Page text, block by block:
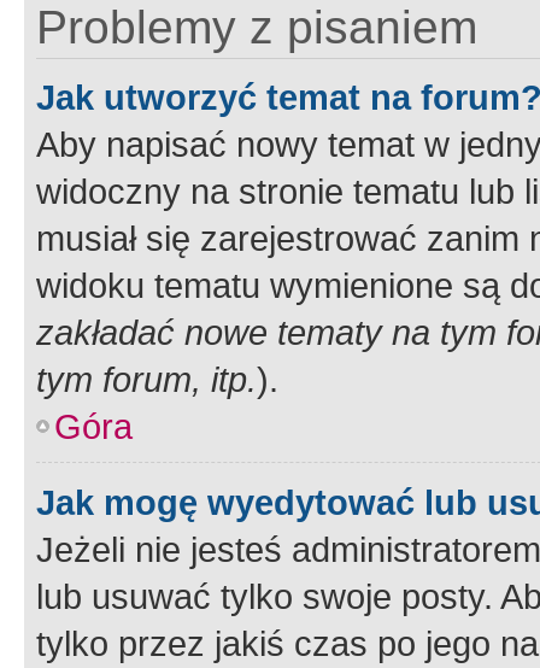
Problemy z pisaniem
Jak utworzyć temat na
Aby napisać nowy temat w
widoczny na stronie tematu lub
musiał się zarejestrować
widoku tematu wymienione są
zakładać nowe tematy na tym
tym forum, itp.).
Góra
Jak mogę wyedytować lub
Jeżeli nie jesteś
lub usuwać tylko swoje posty.
tylko przez jakiś czas po jego